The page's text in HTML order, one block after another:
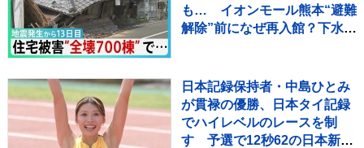
も… イオンモール熊本“避難
解除”前になぜ再入館？下水管
ンデーモーニング】
日本記録保持者・中島ひとみ
が貫禄の優勝、日本タイ記録
でハイレベルのレースを制
す 予選で12秒62の日本新を